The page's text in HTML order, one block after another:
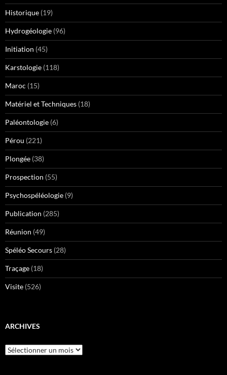
Historique (19)
Hydrogéologie (96)
Initiation (45)
Karstologie (118)
Maroc (15)
Matériel et Techniques (18)
Paléontologie (6)
Pérou (221)
Plongée (38)
Prospection (55)
Psychospéléologie (9)
Publication (285)
Réunion (49)
Spéléo Secours (28)
Traçage (18)
Visite (526)
ARCHIVES
Archives